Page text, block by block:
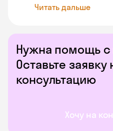
Нужна помощь
Оставьте
консультацию
Хочу на
Читать дальше